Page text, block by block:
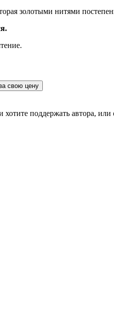
золотыми нитями
свою цену
поддержать автора, или